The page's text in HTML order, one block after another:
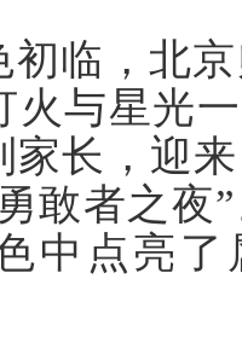
初临，北
火与星光
家长，迎
者之夜
中点亮